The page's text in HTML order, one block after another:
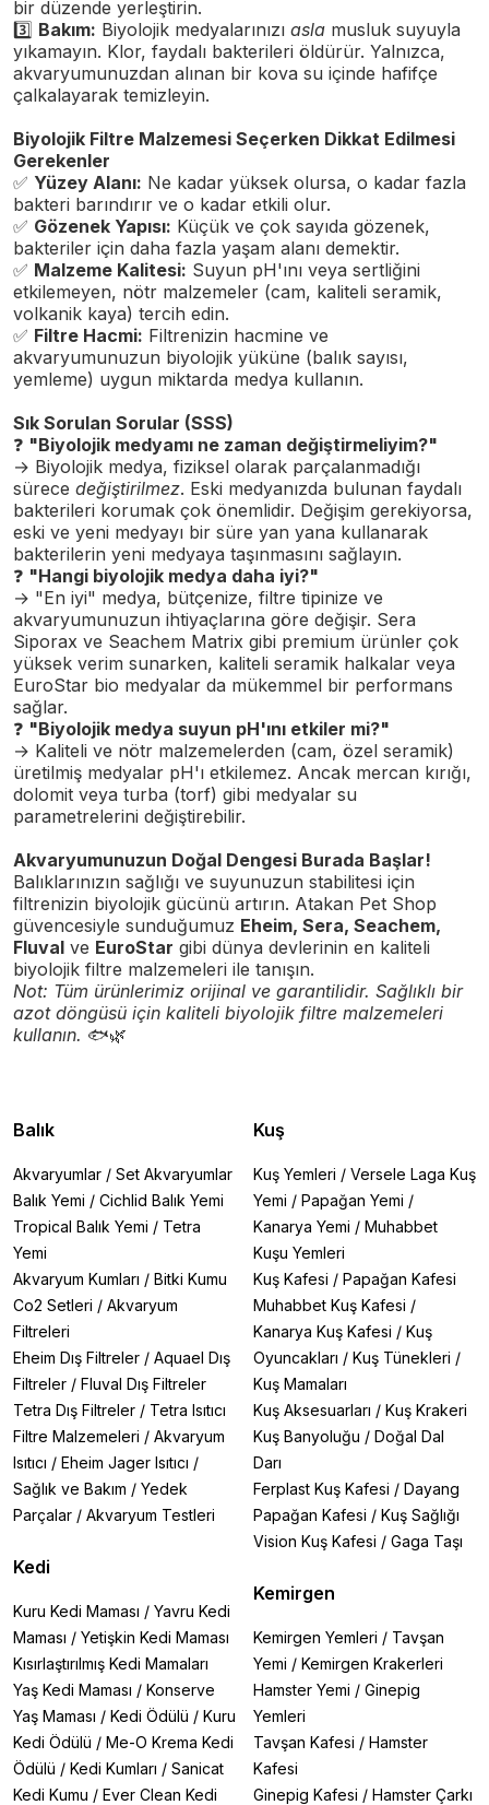
bir düzende yerleştirin.
3️ Bakım: Biyolojik medyalarınızı asla musluk suyuyla
yıkamayın. Klor, faydalı bakterileri öldürür. Yalnızca,
akvaryumunuzdan alınan bir kova su içinde hafifçe
çalkalayarak temizleyin.
Biyolojik Filtre Malzemesi Seçerken Dikkat Edilmesi
Gerekenler
✅ Yüzey Alanı: Ne kadar yüksek olursa, o kadar fazla
bakteri barındırır ve o kadar etkili olur.
✅ Gözenek Yapısı: Küçük ve çok sayıda gözenek,
bakteriler için daha fazla yaşam alanı demektir.
✅ Malzeme Kalitesi: Suyun pH'ını veya sertliğini
etkilemeyen, nötr malzemeler (cam, kaliteli seramik,
volkanik kaya) tercih edin.
✅ Filtre Hacmi: Filtrenizin hacmine ve
akvaryumunuzun biyolojik yüküne (balık sayısı,
yemleme) uygun miktarda medya kullanın.
Sık Sorulan Sorular (SSS)
❓ "Biyolojik medyamı ne zaman değiştirmeliyim?"
→ Biyolojik medya, fiziksel olarak parçalanmadığı
sürece değiştirilmez. Eski medyanızda bulunan faydalı
bakterileri korumak çok önemlidir. Değişim gerekiyorsa,
eski ve yeni medyayı bir süre yan yana kullanarak
bakterilerin yeni medyaya taşınmasını sağlayın.
❓ "Hangi biyolojik medya daha iyi?"
→ "En iyi" medya, bütçenize, filtre tipinize ve
akvaryumunuzun ihtiyaçlarına göre değişir. Sera
Siporax ve Seachem Matrix gibi premium ürünler çok
yüksek verim sunarken, kaliteli seramik halkalar veya
EuroStar bio medyalar da mükemmel bir performans
sağlar.
❓ "Biyolojik medya suyun pH'ını etkiler mi?"
→ Kaliteli ve nötr malzemelerden (cam, özel seramik)
üretilmiş medyalar pH'ı etkilemez. Ancak mercan kırığı,
dolomit veya turba (torf) gibi medyalar su
parametrelerini değiştirebilir.
Akvaryumunuzun Doğal Dengesi Burada Başlar!
Balıklarınızın sağlığı ve suyunuzun stabilitesi için
filtrenizin biyolojik gücünü artırın. Atakan Pet Shop
güvencesiyle sunduğumuz Eheim, Sera, Seachem,
Fluval ve EuroStar gibi dünya devlerinin en kaliteli
biyolojik filtre malzemeleri ile tanışın.
Not: Tüm ürünlerimiz orijinal ve garantilidir. Sağlıklı bir
azot döngüsü için kaliteli biyolojik filtre malzemeleri
kullanın. 🐟🌿
Balık
Akvaryumlar / Set Akvaryumlar
Balık Yemi / Cichlid Balık Yemi
Tropical Balık Yemi / Tetra
Yemi
Akvaryum Kumları / Bitki Kumu
Co2 Setleri / Akvaryum
Filtreleri
Eheim Dış Filtreler / Aquael Dış
Filtreler / Fluval Dış Filtreler
Tetra Dış Filtreler / Tetra Isıtıcı
Filtre Malzemeleri / Akvaryum
Isıtıcı / Eheim Jager Isıtıcı /
Sağlık ve Bakım / Yedek
Parçalar / Akvaryum Testleri
Kedi
Kuru Kedi Maması / Yavru Kedi
Maması / Yetişkin Kedi Maması
Kısırlaştırılmış Kedi Mamaları
Yaş Kedi Maması / Konserve
Yaş Maması / Kedi Ödülü / Kuru
Kedi Ödülü / Me-O Krema Kedi
Ödülü / Kedi Kumları / Sanicat
Kedi Kumu / Ever Clean Kedi
Kuş
Kuş Yemleri / Versele Laga Kuş
Yemi / Papağan Yemi /
Kanarya Yemi / Muhabbet
Kuşu Yemleri
Kuş Kafesi / Papağan Kafesi
Muhabbet Kuş Kafesi /
Kanarya Kuş Kafesi / Kuş
Oyuncakları / Kuş Tünekleri /
Kuş Mamaları
Kuş Aksesuarları / Kuş Krakeri
Kuş Banyoluğu / Doğal Dal
Darı
Ferplast Kuş Kafesi / Dayang
Papağan Kafesi / Kuş Sağlığı
Vision Kuş Kafesi / Gaga Taşı
Kemirgen
Kemirgen Yemleri / Tavşan
Yemi / Kemirgen Krakerleri
Hamster Yemi / Ginepig
Yemleri
Tavşan Kafesi / Hamster
Kafesi
Ginepig Kafesi / Hamster Çarkı